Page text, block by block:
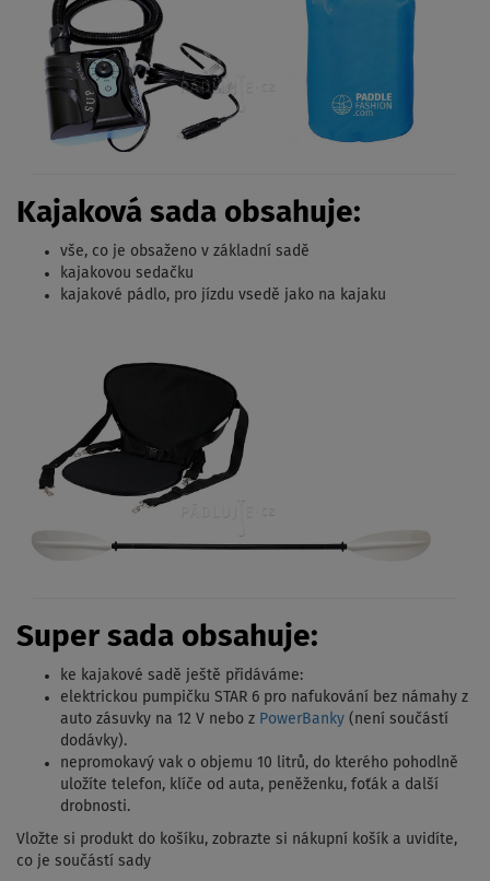
Kajaková sada obsahuje:
vše, co je obsaženo v základní sadě
kajakovou sedačku
kajakové pádlo, pro jízdu vsedě jako na kajaku
Super sada obsahuje:
ke kajakové sadě ještě přidáváme:
elektrickou pumpičku STAR 6 pro nafukování bez námahy z
auto zásuvky na 12 V nebo z PowerBanky (není součástí
dodávky).
nepromokavý vak o objemu 10 litrů, do kterého pohodlně
uložíte telefon, klíče od auta, peněženku, foťák a další
drobnosti.
Vložte si produkt do košíku, zobrazte si nákupní košík a uvidíte,
co je součástí sady